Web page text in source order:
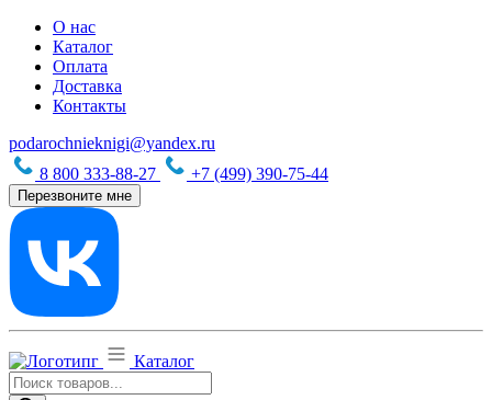
О нас
Каталог
Оплата
Доставка
Контакты
podarochnieknigi@yandex.ru
8 800 333-88-27
+7 (499) 390-75-44
Перезвоните мне
Каталог
Поиск